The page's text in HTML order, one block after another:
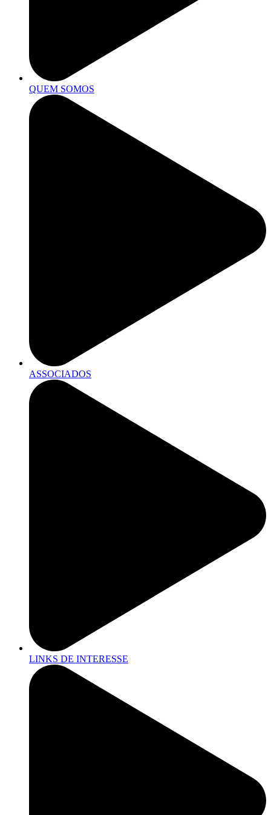
QUEM SOMOS
ASSOCIADOS
LINKS DE INTERESSE